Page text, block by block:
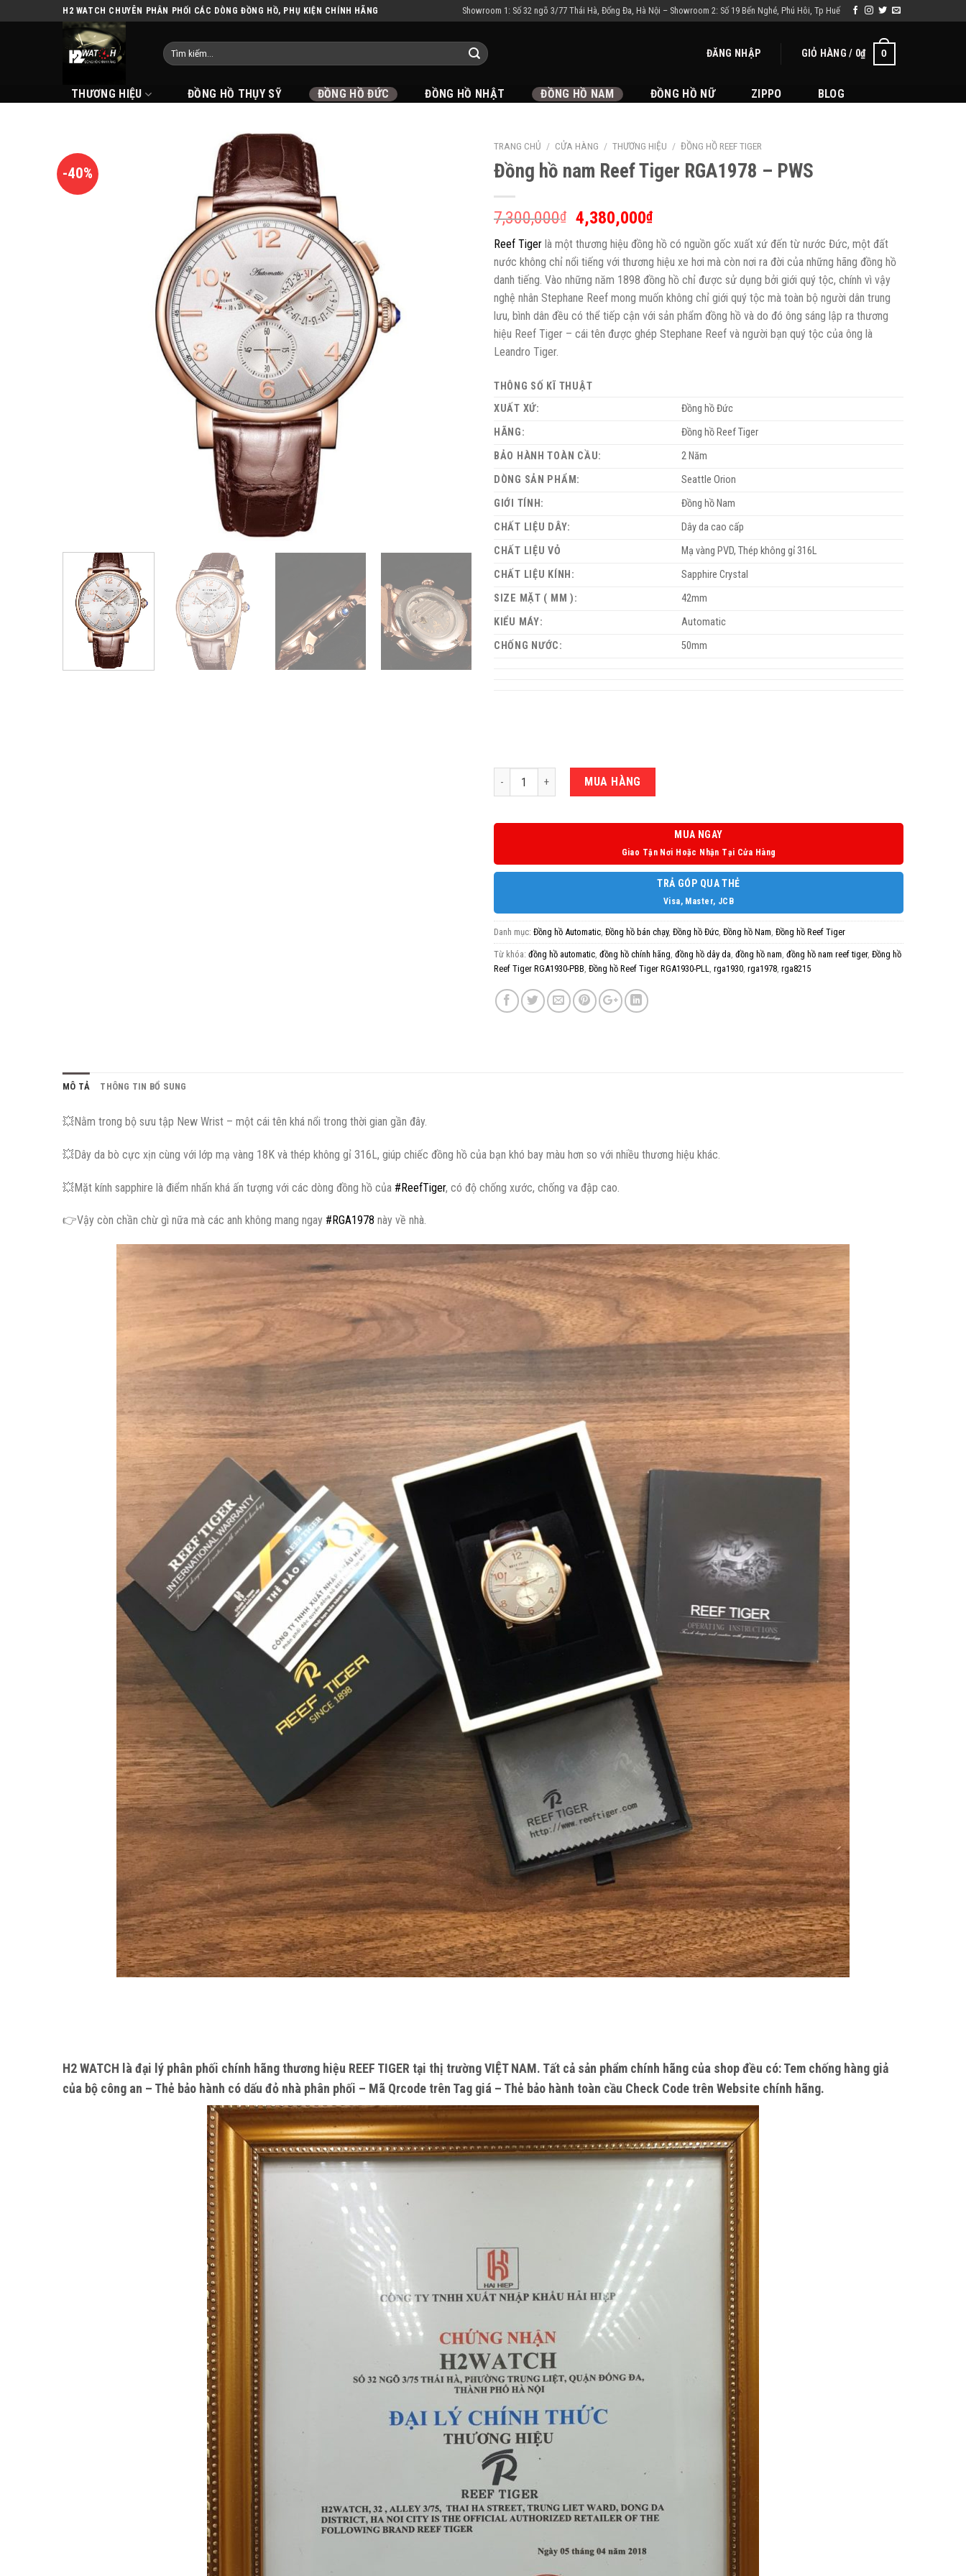
H2 WATCH CHUYÊN PHÂN PHỐI CÁC DÒNG ĐỒNG HỒ, PHỤ KIỆN CHÍNH HÃNG Showroom 1: Số 32 ngõ 3/77 Thái Hà, Đống Đa, Hà Nội – Showroom 2: Số 19 Bến Nghé, Phú Hôi, Tp Huế
ĐĂNG NHẬP GIỎ HÀNG / 0₫ 0
THƯƠNG HIỆU ĐỒNG HỒ THỤY SỸ ĐỒNG HỒ ĐỨC ĐỒNG HỒ NHẬT ĐỒNG HỒ NAM ĐỒNG HỒ NỮ ZIPPO BLOG
-40%
TRANG CHỦ / CỬA HÀNG / THƯƠNG HIỆU / ĐỒNG HỒ REEF TIGER
Đồng hồ nam Reef Tiger RGA1978 – PWS
7,300,000₫ 4,380,000₫
Reef Tiger là một thương hiệu đồng hồ có nguồn gốc xuất xứ đến từ nước Đức, một đất
nước không chỉ nổi tiếng với thương hiệu xe hơi mà còn nơi ra đời của những hãng đồng hồ
danh tiếng. Vào những năm 1898 đồng hồ chỉ được sử dụng bởi giới quý tộc, chính vì vậy
nghệ nhân Stephane Reef mong muốn không chỉ giới quý tộc mà toàn bộ người dân trung
lưu, bình dân đều có thể tiếp cận với sản phẩm đồng hồ và do đó ông sáng lập ra thương
hiệu Reef Tiger – cái tên được ghép Stephane Reef và người bạn quý tộc của ông là
Leandro Tiger.
THÔNG SỐ KĨ THUẬT
XUẤT XỨ:
Đồng hồ Đức
HÃNG:
Đồng hồ Reef Tiger
BẢO HÀNH TOÀN CẦU:
2 Năm
DÒNG SẢN PHẨM:
Seattle Orion
GIỚI TÍNH:
Đồng hồ Nam
CHẤT LIỆU DÂY:
Dây da cao cấp
CHẤT LIỆU VỎ
Mạ vàng PVD, Thép không gỉ 316L
CHẤT LIỆU KÍNH:
Sapphire Crystal
SIZE MẶT ( MM ):
42mm
KIỂU MÁY:
Automatic
CHỐNG NƯỚC:
50mm
Số lượng MUA HÀNG
MUA NGAY
Giao Tận Nơi Hoặc Nhận Tại Cửa Hàng
TRẢ GÓP QUA THẺ
Visa, Master, JCB
Danh mục: Đồng hồ Automatic, Đồng hồ bán chạy, Đồng hồ Đức, Đồng hồ Nam, Đồng hồ Reef Tiger
Từ khóa: đồng hồ automatic, đồng hồ chính hãng, đồng hồ dây da, đồng hồ nam, đồng hồ nam reef tiger, Đồng hồ
Reef Tiger RGA1930-PBB, Đồng hồ Reef Tiger RGA1930-PLL, rga1930, rga1978, rga8215
MÔ TẢ THÔNG TIN BỔ SUNG
💥Nằm trong bộ sưu tập New Wrist – một cái tên khá nổi trong thời gian gần đây.
💥Dây da bò cực xịn cùng với lớp mạ vàng 18K và thép không gỉ 316L, giúp chiếc đồng hồ của bạn khó bay màu hơn so với nhiều thương hiệu khác.
💥Mặt kính sapphire là điểm nhấn khá ấn tượng với các dòng đồng hồ của #ReefTiger, có độ chống xước, chống va đập cao.
👉Vậy còn chần chừ gì nữa mà các anh không mang ngay # RGA1978 này về nhà.
H2 WATCH là đại lý phân phối chính hãng thương hiệu REEF TIGER tại thị trườngVIỆT NAM. Tất cả sản phẩm chính hãng của shop đều có: Tem chống hàng giả
của bộ công an – Thẻ bảo hành có dấu đỏ nhà phân phối – Mã Qrcode trên Tag giá – Thẻ bảo hành toàn cầu Check Code trên Website chính hãng.